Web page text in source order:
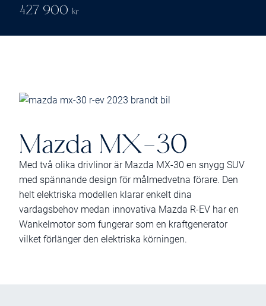
427 900 kr
Mazda MX-30
Med två olika drivlinor är Mazda MX-30 en snygg SUV
med spännande design för målmedvetna förare. Den
helt elektriska modellen klarar enkelt dina
vardagsbehov medan innovativa Mazda R-EV har en
Wankelmotor som fungerar som en kraftgenerator
vilket förlänger den elektriska körningen.